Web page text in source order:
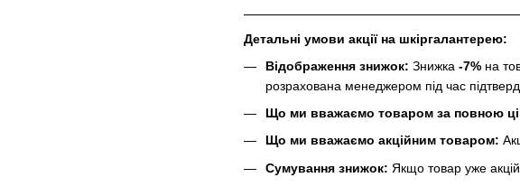
Детальні умови акції на шкіргалантерею:
Відображення знижок: Знижка -7% на
розрахована менеджером під час
Що ми вважаємо товаром за повною
Що ми вважаємо акційним товаром:
Сумування знижок: Якщо товар уже